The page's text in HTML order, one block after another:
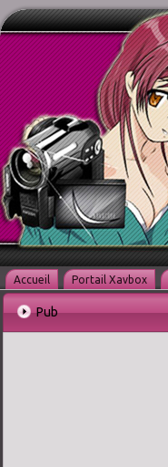
Accueil Portail Xavbox
Pub